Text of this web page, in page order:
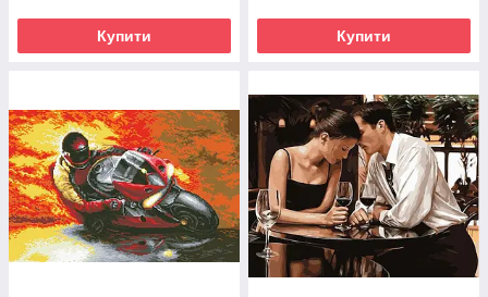
Купити Купити